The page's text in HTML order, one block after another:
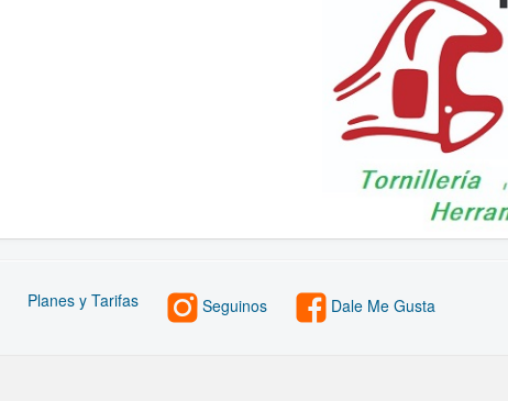
Planes y Tarifas Seguinos Dale Me Gusta